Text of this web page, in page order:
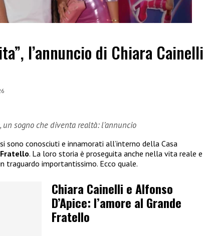
l’annuncio di Chiara Cainelli
un sogno che diventa realtà: l’annuncio
sono conosciuti e innamorati all’interno della Casa
. La loro storia è proseguita anche nella vita reale e
traguardo importantissimo. Ecco quale.
Chiara Cainelli e Alfonso
D’Apice: l’amore al Grande
Fratello